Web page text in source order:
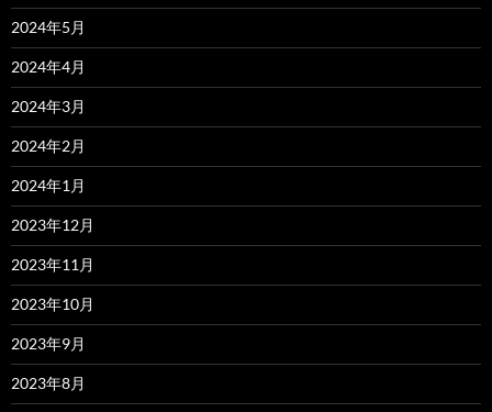
2024年5月
2024年4月
2024年3月
2024年2月
2024年1月
2023年12月
2023年11月
2023年10月
2023年9月
2023年8月